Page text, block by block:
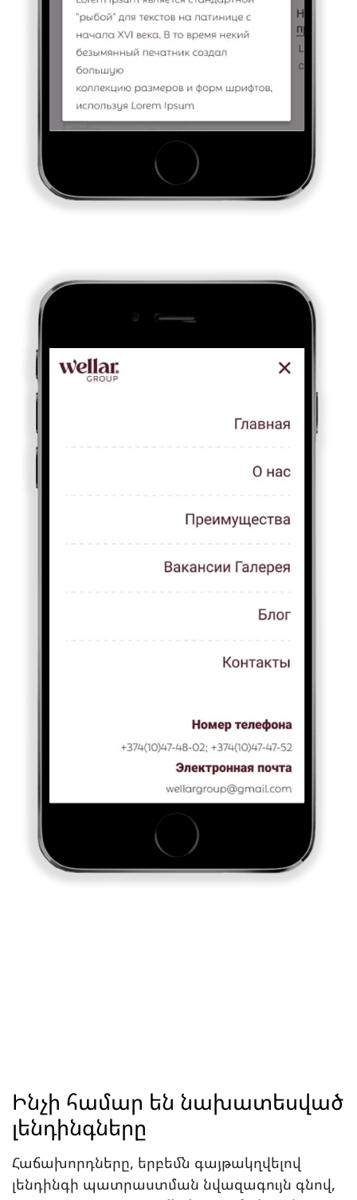
Ինչի համար են նախատեսված
լենդինգները
Հաճախորդները, երբեմն գայթակղվելով
լենդինգի պատրաստման նվազագույն գնով,